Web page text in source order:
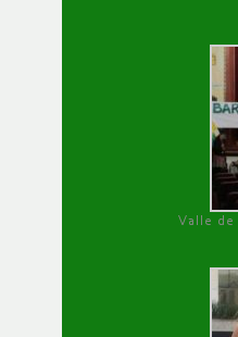
Valle de